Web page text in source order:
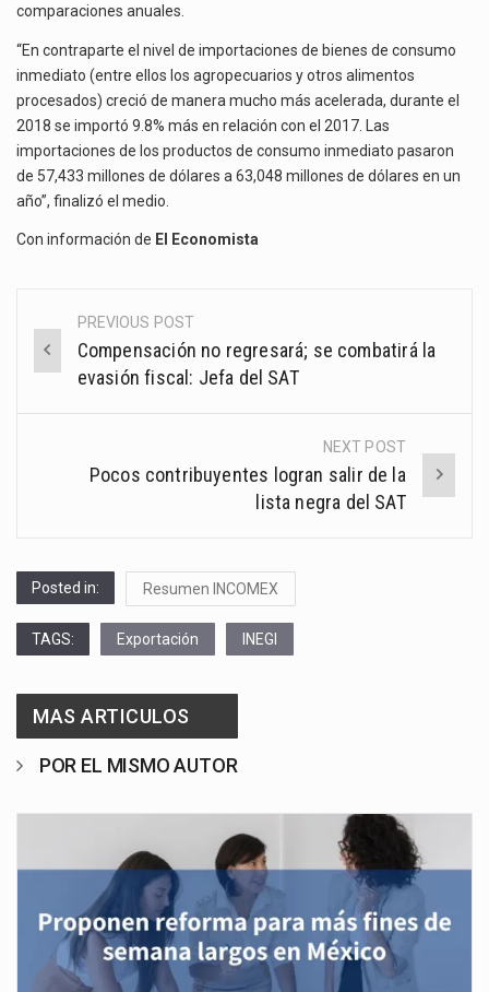
comparaciones anuales.
“En contraparte el nivel de importaciones de bienes de consumo
inmediato (entre ellos los agropecuarios y otros alimentos
procesados) creció de manera mucho más acelerada, durante el
2018 se importó 9.8% más en relación con el 2017. Las
importaciones de los productos de consumo inmediato pasaron
de 57,433 millones de dólares a 63,048 millones de dólares en un
año”, finalizó el medio.
Con información de El Economista
Post
navigation
PREVIOUS POST
Compensación no regresará; se combatirá la
evasión fiscal: Jefa del SAT
NEXT POST
Pocos contribuyentes logran salir de la
lista negra del SAT
Posted in: Resumen INCOMEX
TAGS: Exportación INEGI
MAS ARTICULOS
POR EL MISMO AUTOR